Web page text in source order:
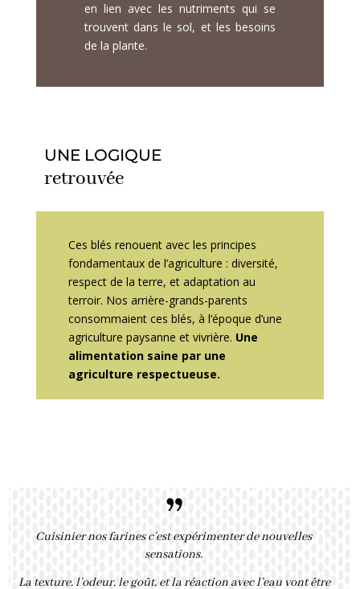
en lien avec les nutriments qui se
trouvent dans le sol, et les besoins
de la plante.
UNE LOGIQUE
retrouvée
Ces blés renouent avec les principes
fondamentaux de l’agriculture : diversité,
respect de la terre, et adaptation au
terroir. Nos arrière-grands-parents
consommaient ces blés, à l’époque d’une
agriculture paysanne et vivrière. Une
alimentation saine par une
agriculture respectueuse.
”
Cuisinier nos farines c’est expérimenter de nouvelles
sensations.
La texture, l’odeur, le goût, et la réaction avec l’eau vont être